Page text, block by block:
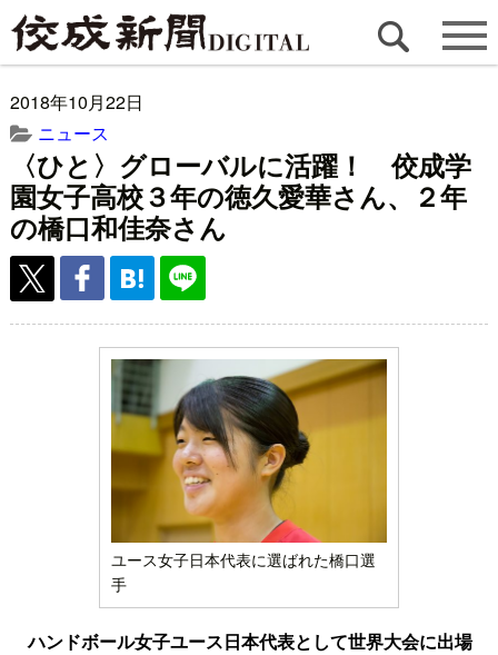
2018年10月22日
ニュース
〈ひと〉グローバルに活躍！ 佼成学
園女子高校３年の徳久愛華さん、２年
の橋口和佳奈さん
ユース女子日本代表に選ばれた橋口選
手
ハンドボール女子ユース日本代表として世界大会に出場